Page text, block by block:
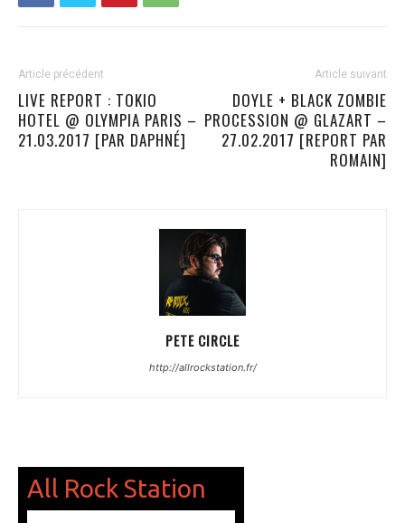
Article précédent
LIVE REPORT : TOKIO
HOTEL @ OLYMPIA PARIS –
21.03.2017 [PAR DAPHNÉ]
Article suivant
DOYLE + BLACK ZOMBIE
PROCESSION @ GLAZART –
27.02.2017 [REPORT PAR
ROMAIN]
PETE CIRCLE
http://allrockstation.fr/